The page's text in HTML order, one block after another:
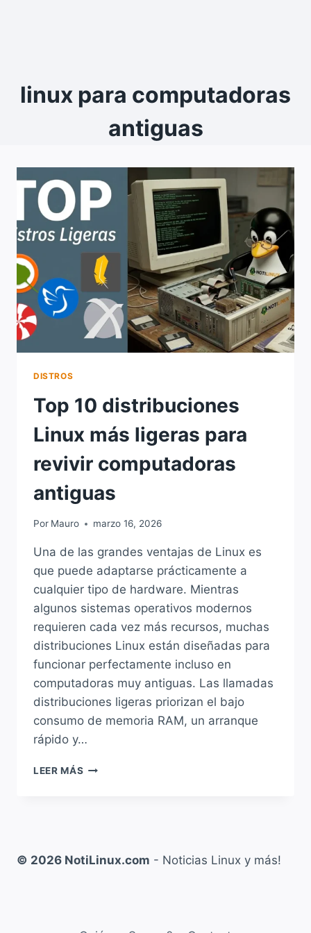
linux para computadoras
antiguas
DISTROS
Top 10 distribuciones
Linux más ligeras para
revivir computadoras
antiguas
Por Mauro marzo 16, 2026
Una de las grandes ventajas de Linux es
que puede adaptarse prácticamente a
cualquier tipo de hardware. Mientras
algunos sistemas operativos modernos
requieren cada vez más recursos, muchas
distribuciones Linux están diseñadas para
funcionar perfectamente incluso en
computadoras muy antiguas. Las llamadas
distribuciones ligeras priorizan el bajo
consumo de memoria RAM, un arranque
rápido y…
LEER MÁS TOP
PARA
© 2026 NotiLinux.com - Noticias Linux y más!